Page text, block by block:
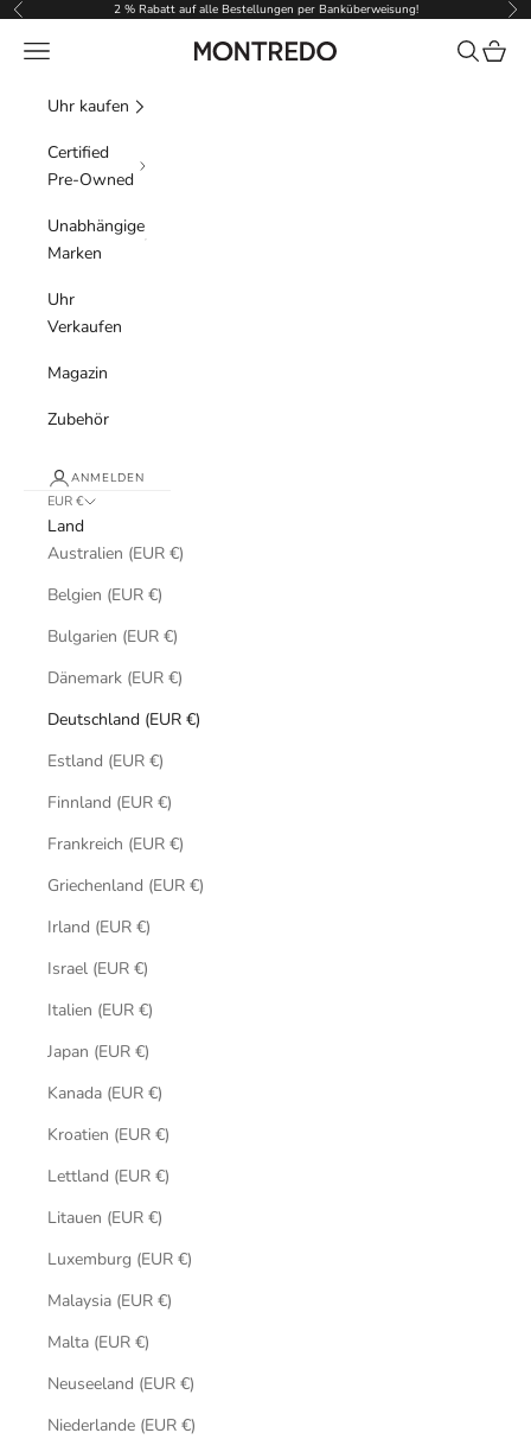
Zum Inhalt springen
Zurück 2 % Rabatt auf alle Bestellungen per Banküberweisung! Vor
Montredo
Menü Suchen
Uhr kaufen
Certified
Pre-Owned
Unabhängige
Marken
Uhr
Verkaufen
Magazin
Zubehör
ANMELDEN
EUR €
Land
Australien (EUR €)
Belgien (EUR €)
Bulgarien (EUR €)
Dänemark (EUR €)
Deutschland (EUR €)
Estland (EUR €)
Finnland (EUR €)
Frankreich (EUR €)
Griechenland (EUR €)
Irland (EUR €)
Israel (EUR €)
Italien (EUR €)
Japan (EUR €)
Kanada (EUR €)
Kroatien (EUR €)
Lettland (EUR €)
Litauen (EUR €)
Luxemburg (EUR €)
Malaysia (EUR €)
Malta (EUR €)
Neuseeland (EUR €)
Niederlande (EUR €)